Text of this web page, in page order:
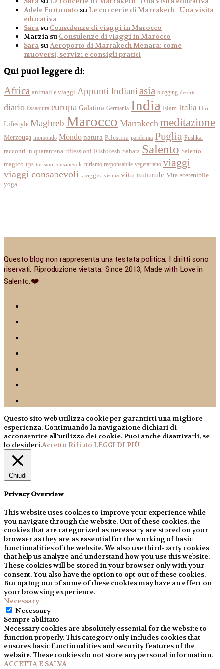
Adele Fortunato suLe concerie di Marrakech | Una visita
educativa
Sara su Consulenze di viaggi in Marocco
Marzia su Consulenze di viaggi in Marocco
Sara suAeroporto di Marrakech Menara: come
muoversi, servizi e consigli pratici
Qui puoi leggere di:
Africa animali e viaggi Appunti Indiani asia blogging deserto
diario Essaouira europa Galatina Germania India Islam Italia libri
Lifestyle Maghreb Marocco Marrakech meditazione
Merzouga momondo Mondo natura Palestina pandemia Puglia Pushkar
racconti in quarantena riflessioni Rishikesh Sahara Salento Salento
magico tips turismo consapevole turismo responsabile vegetariano viaggi
viaggi consapevoli viaggio vienna vita naturale Vita sostenibile
yoga
Questo blog non rappresenta una testata politica. I diritti sono
riservati. Riproduzione vietata. Since 2013, Made with Love in
Salento.❤️
Questo sito web utilizza cookie per garantirti una migliore
esperienza. Continuando la navigazione dichiari di
acconsentire all'utilizzo dei cookie. Puoi anche disattivarli, se
lo desideri.Accetto Rifiuto LEGGI DI PIÙ
Chiudi
Privacy Overview
This website uses cookies to improve your experience while
you navigate through the website. Out of these cookies, the
cookies that are categorized as necessary are stored on your
browser as they are as essential for the working of basic
functionalities of the website. We also use third-party cookies
that help us analyze and understand how you use this website.
These cookies will be stored in your browser only with your
consent. You also have the option to opt-out of these cookies.
But opting out of some of these cookies may have an effect on
your browsing experience.
Necessary
Necessary
Sempre abilitato
Necessary cookies are absolutely essential for the website to
function properly. This category only includes cookies that
ensures basic functionalities and security features of the
website. These cookies do not store any personal information.
ACCETTA E SALVA